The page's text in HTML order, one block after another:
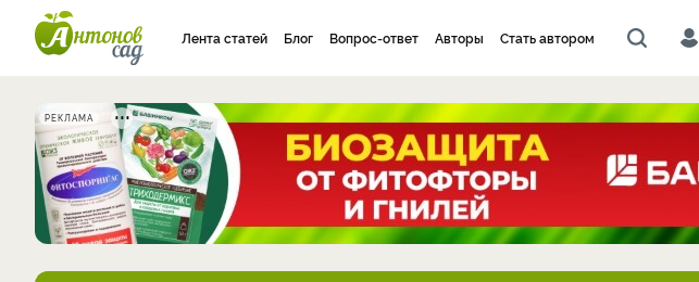
Лента статей Блог Вопрос-ответ Авторы Стать автором
РЕКЛАМА